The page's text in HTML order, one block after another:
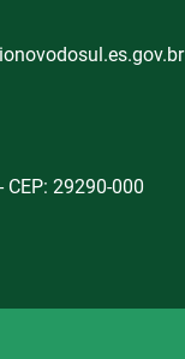
CEP: 29290-000